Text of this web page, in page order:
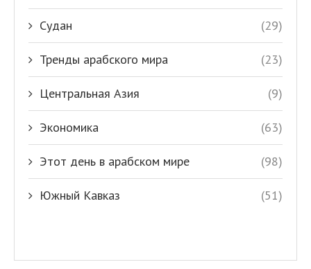
Судан (29)
Тренды арабского мира (23)
Центральная Азия (9)
Экономика (63)
Этот день в арабском мире (98)
Южный Кавказ (51)